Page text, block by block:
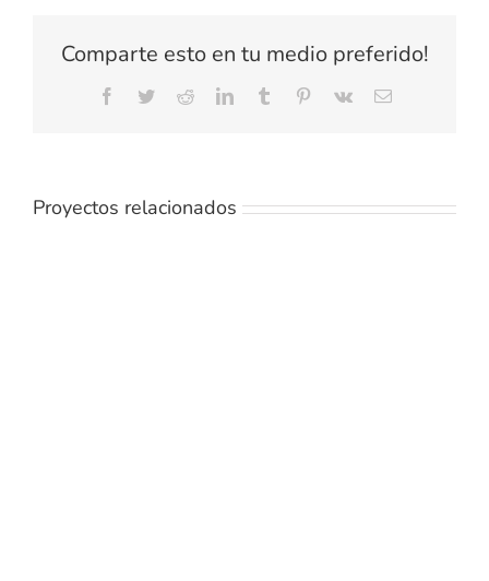
Comparte esto en tu medio preferido!
Facebook
TwitterRedditLinkedInTumblr Pinterest
Vk
Correo
Proyectos relacionados